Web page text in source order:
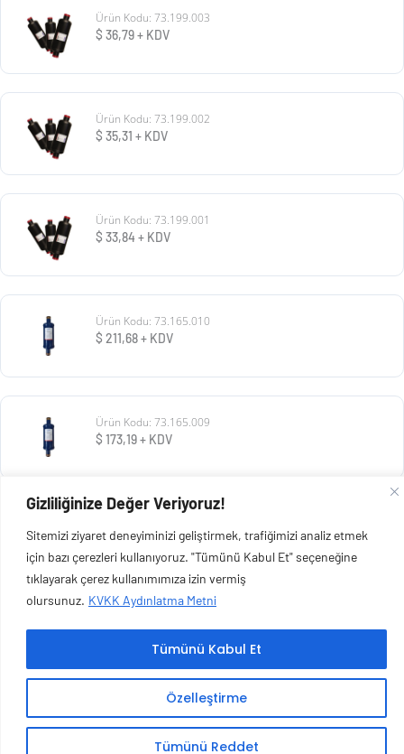
Gizliliğinize Değer Veriyoruz!
Sitemizi ziyaret deneyiminizi geliştirmek, trafiğimizi analiz etmek
için bazı çerezleri kullanıyoruz. "Tümünü Kabul Et" seçeneğine
tıklayarak çerez kullanımımıza izin vermiş
olursunuz. KVKK Aydınlatma Metni
Özelleştirme
Tümünü Reddet
Tümünü Kabul Et
Ürün Kodu: 73.199.003
$ 36,79+ KDV
Ürün Kodu: 73.199.002
$ 35,31 + KDV
Ürün Kodu: 73.199.001
$ 33,84+ KDV
Ürün Kodu: 73.165.010
$ 211,68+ KDV
Ürün Kodu: 73.165.009
$ 173,19+ KDV
$73,13+ KDV
Copyright © 2026 Esen Isıtma Soğutma İnşaat Ltd Şti | Tüm Hakları Saklıdır.